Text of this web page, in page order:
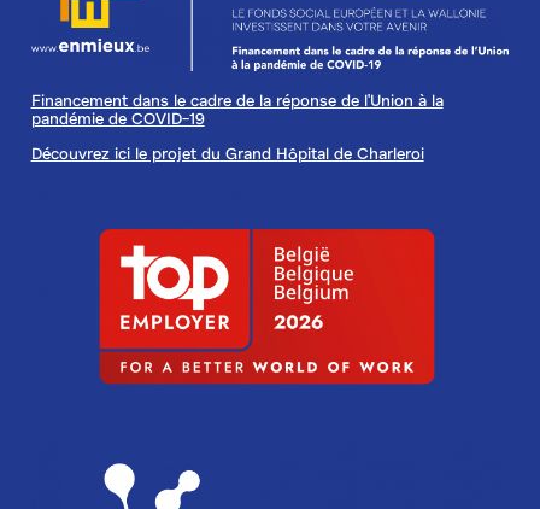
Financement dans le cadre de la réponse de l'Union à la
pandémie de COVID-19
Découvrez ici le projet du Grand Hôpital de Charleroi